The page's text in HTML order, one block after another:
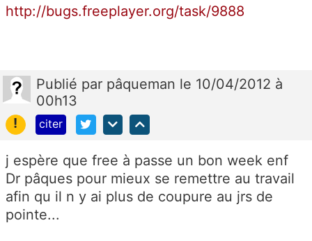
http://bugs.freeplayer.org/task/9888
Publié par pâqueman le 10/04/2012 à
00h13
!
citer
j espère que free à passe un bon week enf
Dr pâques pour mieux se remettre au travail
afin qu il n y ai plus de coupure au jrs de
pointe...